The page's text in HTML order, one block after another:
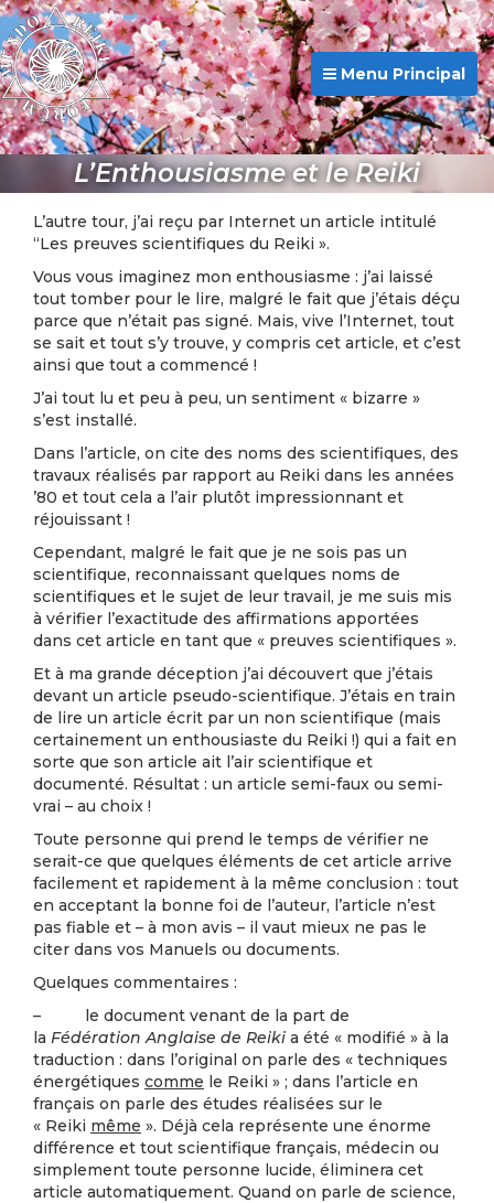
Menu Principal
L’Enthousiasme et le Reiki
L’autre tour, j’ai reçu par Internet un article intitulé
“Les preuves scientifiques du Reiki ».
Vous vous imaginez mon enthousiasme : j’ai laissé
tout tomber pour le lire, malgré le fait que j’étais déçu
parce que n’était pas signé. Mais, vive l’Internet, tout
se sait et tout s’y trouve, y compris cet article, et c’est
ainsi que tout a commencé !
J’ai tout lu et peu à peu, un sentiment « bizarre »
s’est installé.
Dans l’article, on cite des noms des scientifiques, des
travaux réalisés par rapport au Reiki dans les années
’80 et tout cela a l’air plutôt impressionnant et
réjouissant !
Cependant, malgré le fait que je ne sois pas un
scientifique, reconnaissant quelques noms de
scientifiques et le sujet de leur travail, je me suis mis
à vérifier l’exactitude des affirmations apportées
dans cet article en tant que « preuves scientifiques ».
Et à ma grande déception j’ai découvert que j’étais
devant un article pseudo-scientifique. J’étais en train
de lire un article écrit par un non scientifique (mais
certainement un enthousiaste du Reiki !) qui a fait en
sorte que son article ait l’air scientifique et
documenté. Résultat : un article semi-faux ou semi-
vrai – au choix !
Toute personne qui prend le temps de vérifier ne
serait-ce que quelques éléments de cet article arrive
facilement et rapidement à la même conclusion : tout
en acceptant la bonne foi de l’auteur, l’article n’est
pas fiable et – à mon avis – il vaut mieux ne pas le
citer dans vos Manuels ou documents.
Quelques commentaires :
– le document venant de la part de
la Fédération Anglaise de Reiki a été « modifié » à la
traduction : dans l’original on parle des « techniques
énergétiques comme le Reiki » ; dans l’article en
français on parle des études réalisées sur le
« Reiki même ». Déjà cela représente une énorme
différence et tout scientifique français, médecin ou
simplement toute personne lucide, éliminera cet
article automatiquement. Quand on parle de science,